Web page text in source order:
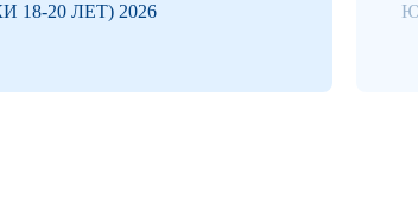
ЮНИОРКИ 18-20 ЛЕТ) 2026